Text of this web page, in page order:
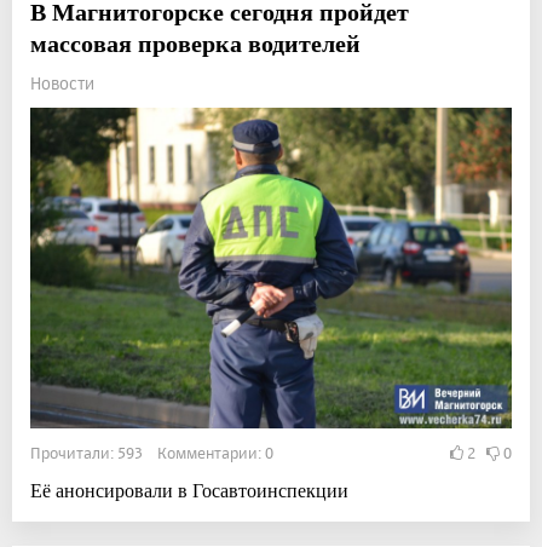
В Магнитогорске сегодня пройдет
массовая проверка водителей
Новости
Прочитали: 593 Комментарии: 0 2 0
Её анонсировали в Госавтоинспекции